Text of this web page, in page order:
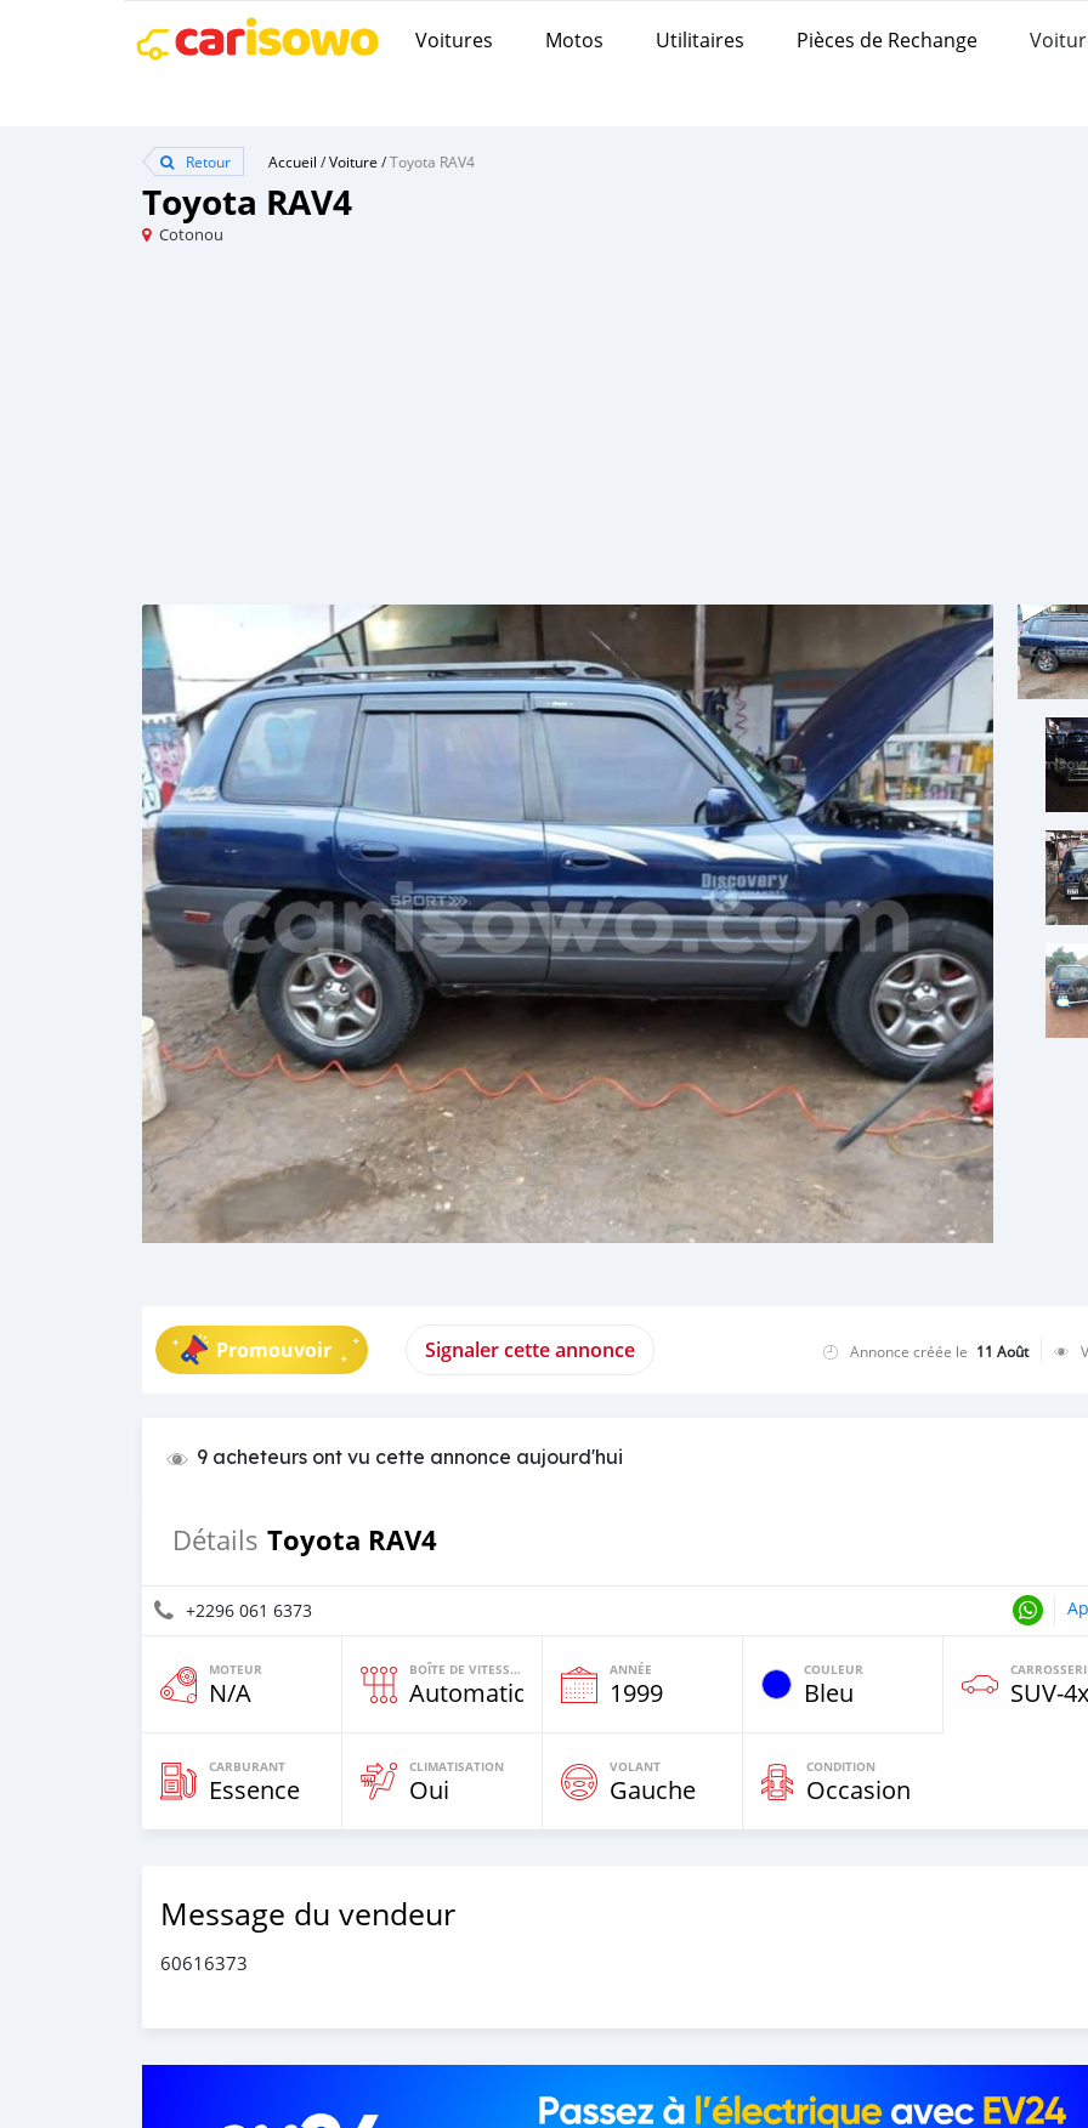
Voitures Motos Utilitaires Pièces de Rechange
Retour Accueil /Voiture /Toyota RAV4
Toyota RAV4
Cotonou
Promouvoir Signaler cette annonce Annonce créée le 11 Août
9 acheteurs ont vu cette annonce aujourd'hui
Détails Toyota RAV4
+2296 061 6373
MOTEUR
N/A
BOÎTE DE VITESSES
Automatique
ANNÉE
1999
COULEUR
Bleu
CARBURANT
Essence
CLIMATISATION
Oui
VOLANT
Gauche
CONDITION
Occasion
Message du vendeur
60616373